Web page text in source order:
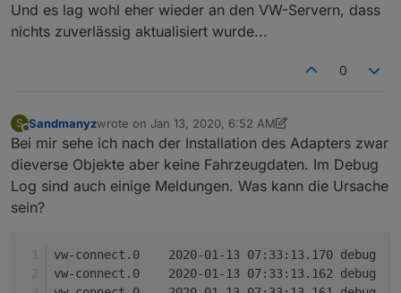
Und es lag wohl eher wieder an den VW-Servern, dass
nichts zuverlässig aktualisiert wurde...
0
S
Offline
Sandmanyzwrote on Jan 13, 2020, 6:52 AM
last edited by SandmanyzJan 13, 2020, 7:52 AM
Bei mir sehe ich nach der Installation des Adapters zwar
dieverse Objekte aber keine Fahrzeugdaten. Im Debug
Log sind auch einige Meldungen. Was kann die Ursache
sein?